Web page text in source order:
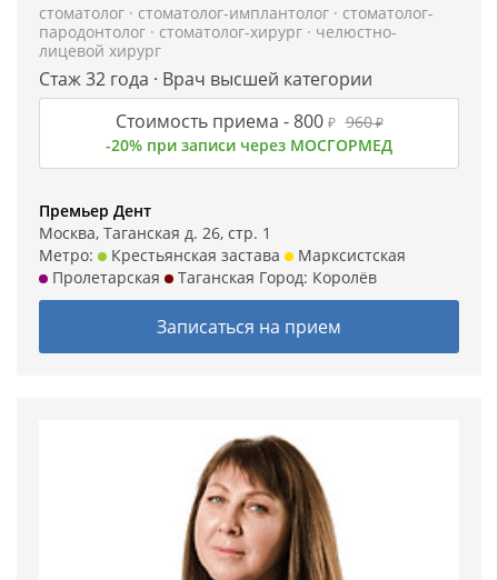
стоматолог · стоматолог-имплантолог · стоматолог-
пародонтолог · стоматолог-хирург · челюстно-
лицевой хирург
Стаж 32 года · Врач высшей категории
Стоимость приема -800 ₽ 960₽
-20% при записи через МОСГОРМЕД
Премьер Дент
Москва, Таганская д. 26, стр. 1
Метро:
Крестьянская застава
Марксистская
Пролетарская
Таганская Город: Королёв
Записаться на прием